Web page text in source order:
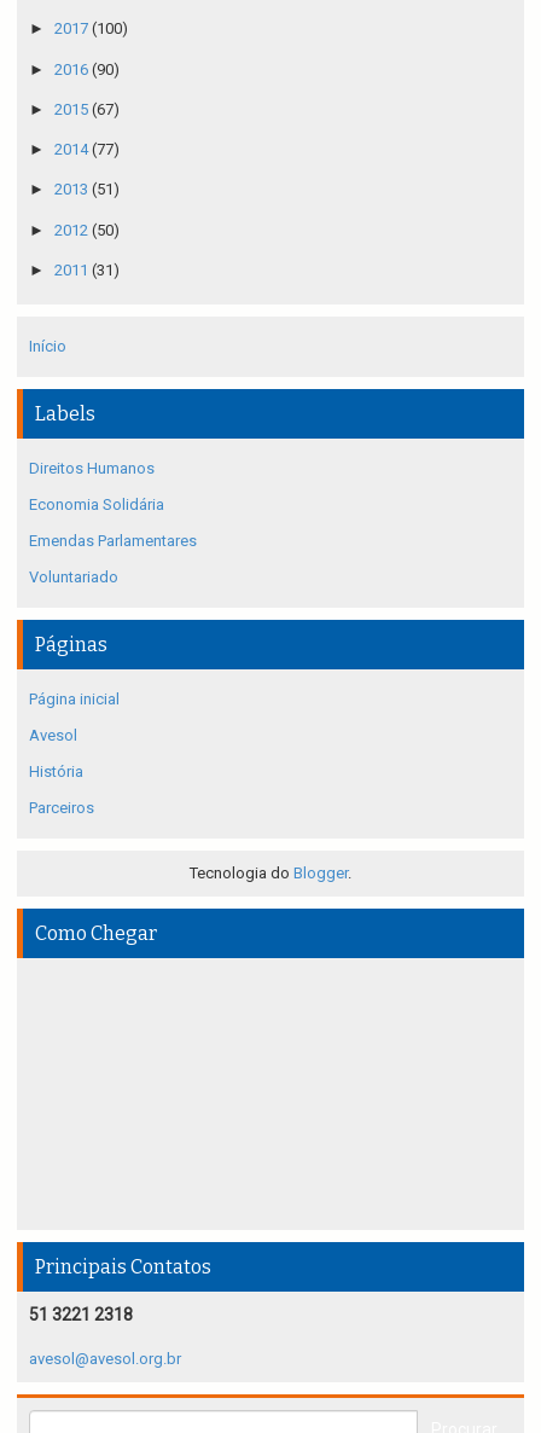
► 2017 (100)
► 2016 (90)
► 2015 (67)
► 2014(77)
► 2013 (51)
► 2012 (50)
► 2011 (31)
Início
Labels
Direitos Humanos
Economia Solidária
Emendas Parlamentares
Voluntariado
Páginas
Página inicial
Avesol
História
Parceiros
Tecnologia do Blogger.
Como Chegar
Principais Contatos
51 3221 2318
avesol@avesol.org.br